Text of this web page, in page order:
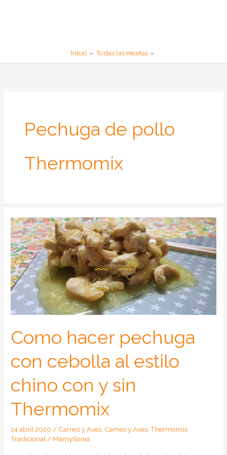
Inicio Todas las recetas
Pechuga de pollo
Thermomix
Como hacer pechuga
con cebolla al estilo
chino con y sin
Thermomix
14 abril 2020/ Carnes y Aves, Carnes y Aves,Thermomix,
Tradicional/ MamySonia